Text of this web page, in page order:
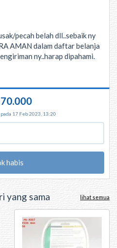
pecah belah dll..sebaik ny
AMAN dalam daftar belanja
ny..harap dipahami.
17 Feb 2023, 13:20
habis
yang sama lihat semua